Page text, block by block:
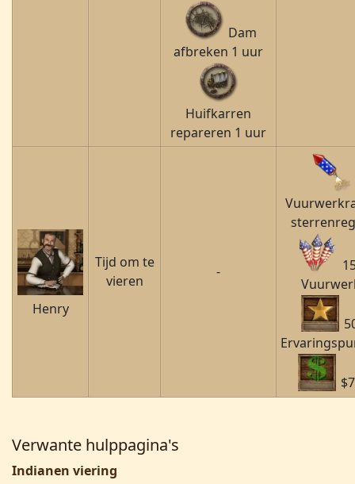
Dam
afbreken 1 uur
Huifkarren
repareren 1 uur
Henry
Tijd om te
vieren
-
Verwante hulppagina's
Indianen viering